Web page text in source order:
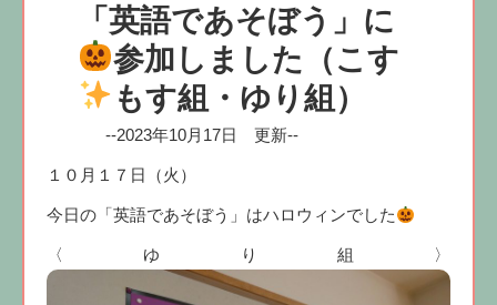
「英語であそぼう」に
参加しました （こす
もす組・ゆり組）
--2023年10月17日 更新--
１０月１７日（火）
今日の「英語であそぼう」はハロウィンでした
〈ゆり組〉